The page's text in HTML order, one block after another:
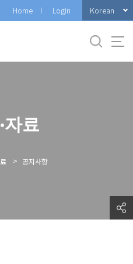
Home Login Korean
자료
> 공지사항